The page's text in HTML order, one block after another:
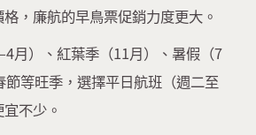
，廉航的早鳥票促銷力度更大。
月）、紅葉季（11月）、暑假（7
等旺季，選擇平日航班（週二至
不少。